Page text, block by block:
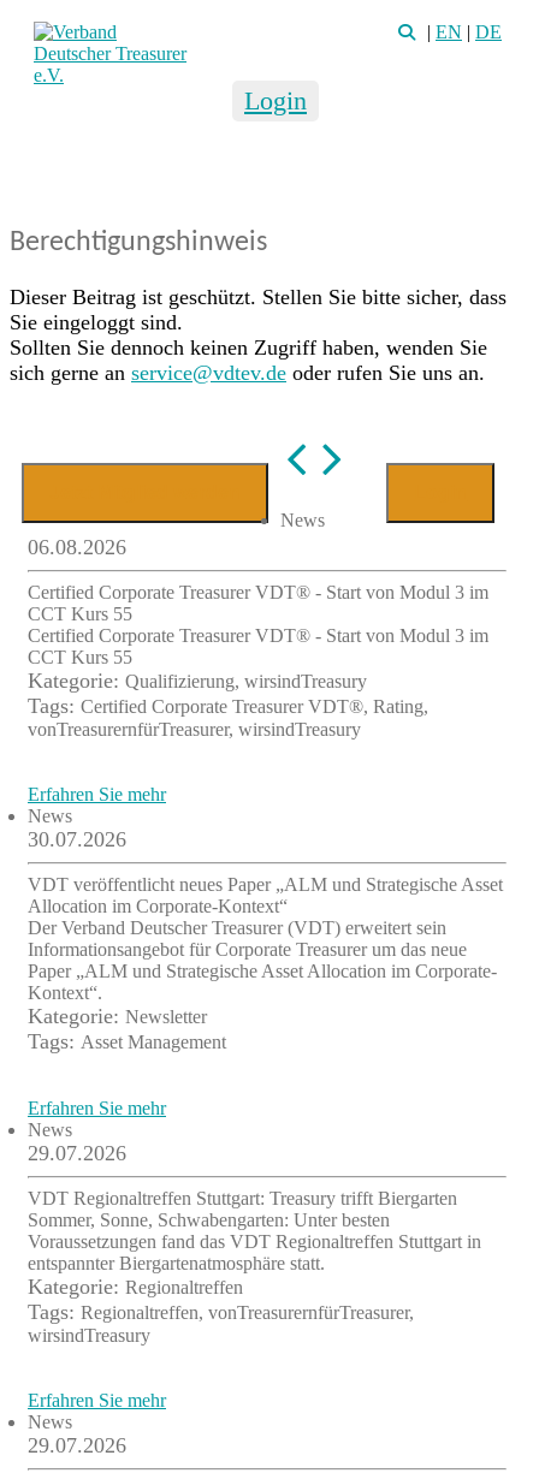
| EN | DE
Login
Berechtigungshinweis
Dieser Beitrag ist geschützt. Stellen Sie bitte sicher, dass
Sie eingeloggt sind.
Sollten Sie dennoch keinen Zugriff haben, wenden Sie
sich gerne an service@vdtev.de oder rufen Sie uns an.
News
06.08.2026
Certified Corporate Treasurer VDT® - Start von Modul 3 im
CCT Kurs 55
Certified Corporate Treasurer VDT® - Start von Modul 3 im
CCT Kurs 55
Kategorie: Qualifizierung, wirsindTreasury
Tags: Certified Corporate Treasurer VDT®, Rating,
vonTreasurernfürTreasurer, wirsindTreasury
Erfahren Sie mehr
News
30.07.2026
VDT veröffentlicht neues Paper „ALM und Strategische Asset
Allocation im Corporate-Kontext“
Der Verband Deutscher Treasurer (VDT) erweitert sein
Informationsangebot für Corporate Treasurer um das neue
Paper „ALM und Strategische Asset Allocation im Corporate-
Kontext“.
Kategorie: Newsletter
Tags: Asset Management
Erfahren Sie mehr
News
29.07.2026
VDT Regionaltreffen Stuttgart: Treasury trifft Biergarten
Sommer, Sonne, Schwabengarten: Unter besten
Voraussetzungen fand das VDT Regionaltreffen Stuttgart in
entspannter Biergartenatmosphäre statt.
Kategorie: Regionaltreffen
Tags: Regionaltreffen, vonTreasurernfürTreasurer,
wirsindTreasury
Erfahren Sie mehr
News
29.07.2026